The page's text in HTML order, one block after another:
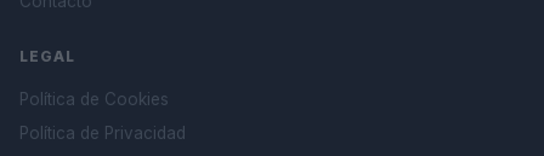
LEGAL
Política de Cookies
Política de Privacidad